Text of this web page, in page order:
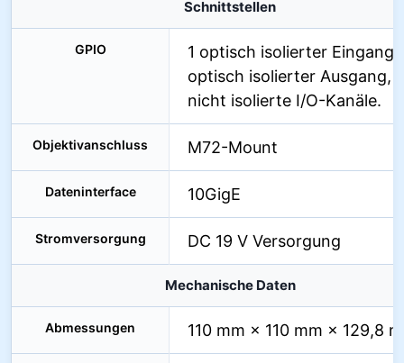
Schnittstellen
GPIO
1 optisch isolierter Eingang,
optisch isolierter Ausgang,
nicht isolierte I/O-Kanäle.
Objektivanschluss M72-Mount
Dateninterface 10GigE
Stromversorgung DC 19 V Versorgung
Mechanische Daten
Abmessungen 110 mm × 110 mm × 129,8